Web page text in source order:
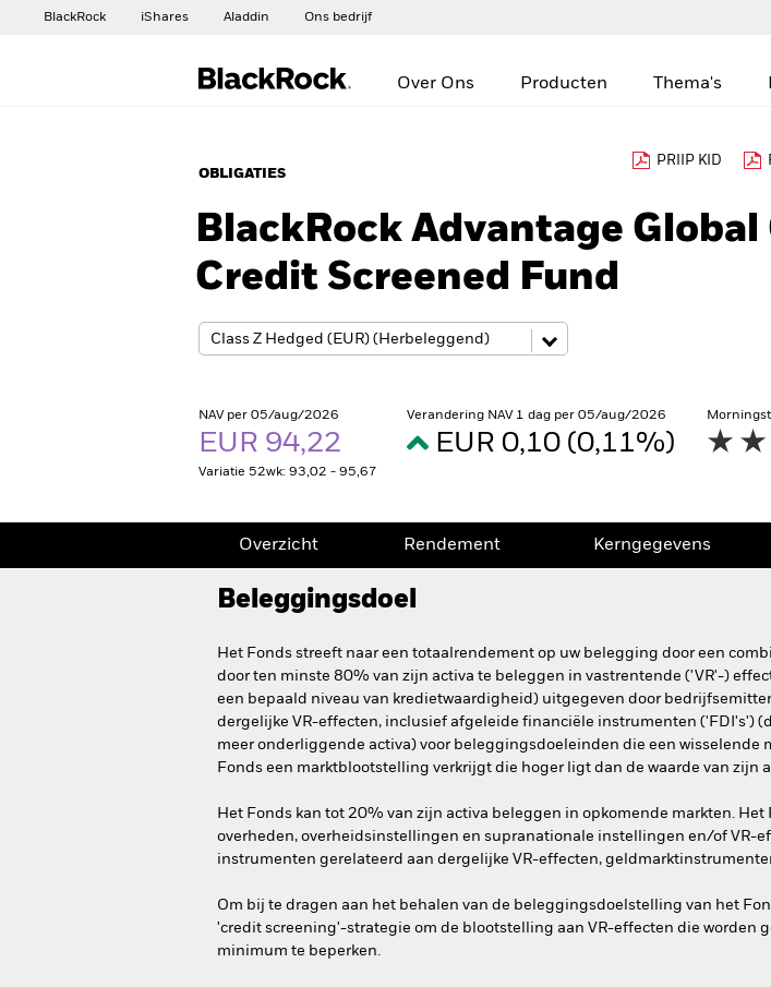
BlackRock iShares Aladdin Ons bedrijf
Over Ons Producten Thema's
OBLIGATIES
PRIIP KID
BlackRock Advantage
Credit Screened Fund
NAV per 05/aug/2026
EUR 94,22
Variatie 52wk: 93,02 - 95,67
Verandering NAV 1 dag per 05/aug/2026
EUR 0,10 (0,11%)
Overzicht Rendement Kerngegevens
Beleggingsdoel
Het Fonds streeft naar een totaalrendement op uw belegging door een
door ten minste 80% van zijn activa te beleggen in vastrentende ('VR'-)
een bepaald niveau van kredietwaardigheid) uitgegeven door
dergelijke VR-effecten, inclusief afgeleide financiële instrumenten ('FDI's')
meer onderliggende activa) voor beleggingsdoeleinden die een wisselende
Fonds een marktblootstelling verkrijgt die hoger ligt dan de waarde van zijn
Het Fonds kan tot 20% van zijn activa beleggen in opkomende markten.
overheden, overheidsinstellingen en supranationale instellingen en/of VR-
instrumenten gerelateerd aan dergelijke VR-effecten,
Om bij te dragen aan het behalen van de beleggingsdoelstelling van het
'credit screening'-strategie om de blootstelling aan VR-effecten die worden
minimum te beperken.